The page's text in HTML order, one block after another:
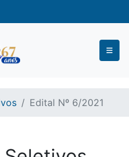
Edital Nº 6/2021